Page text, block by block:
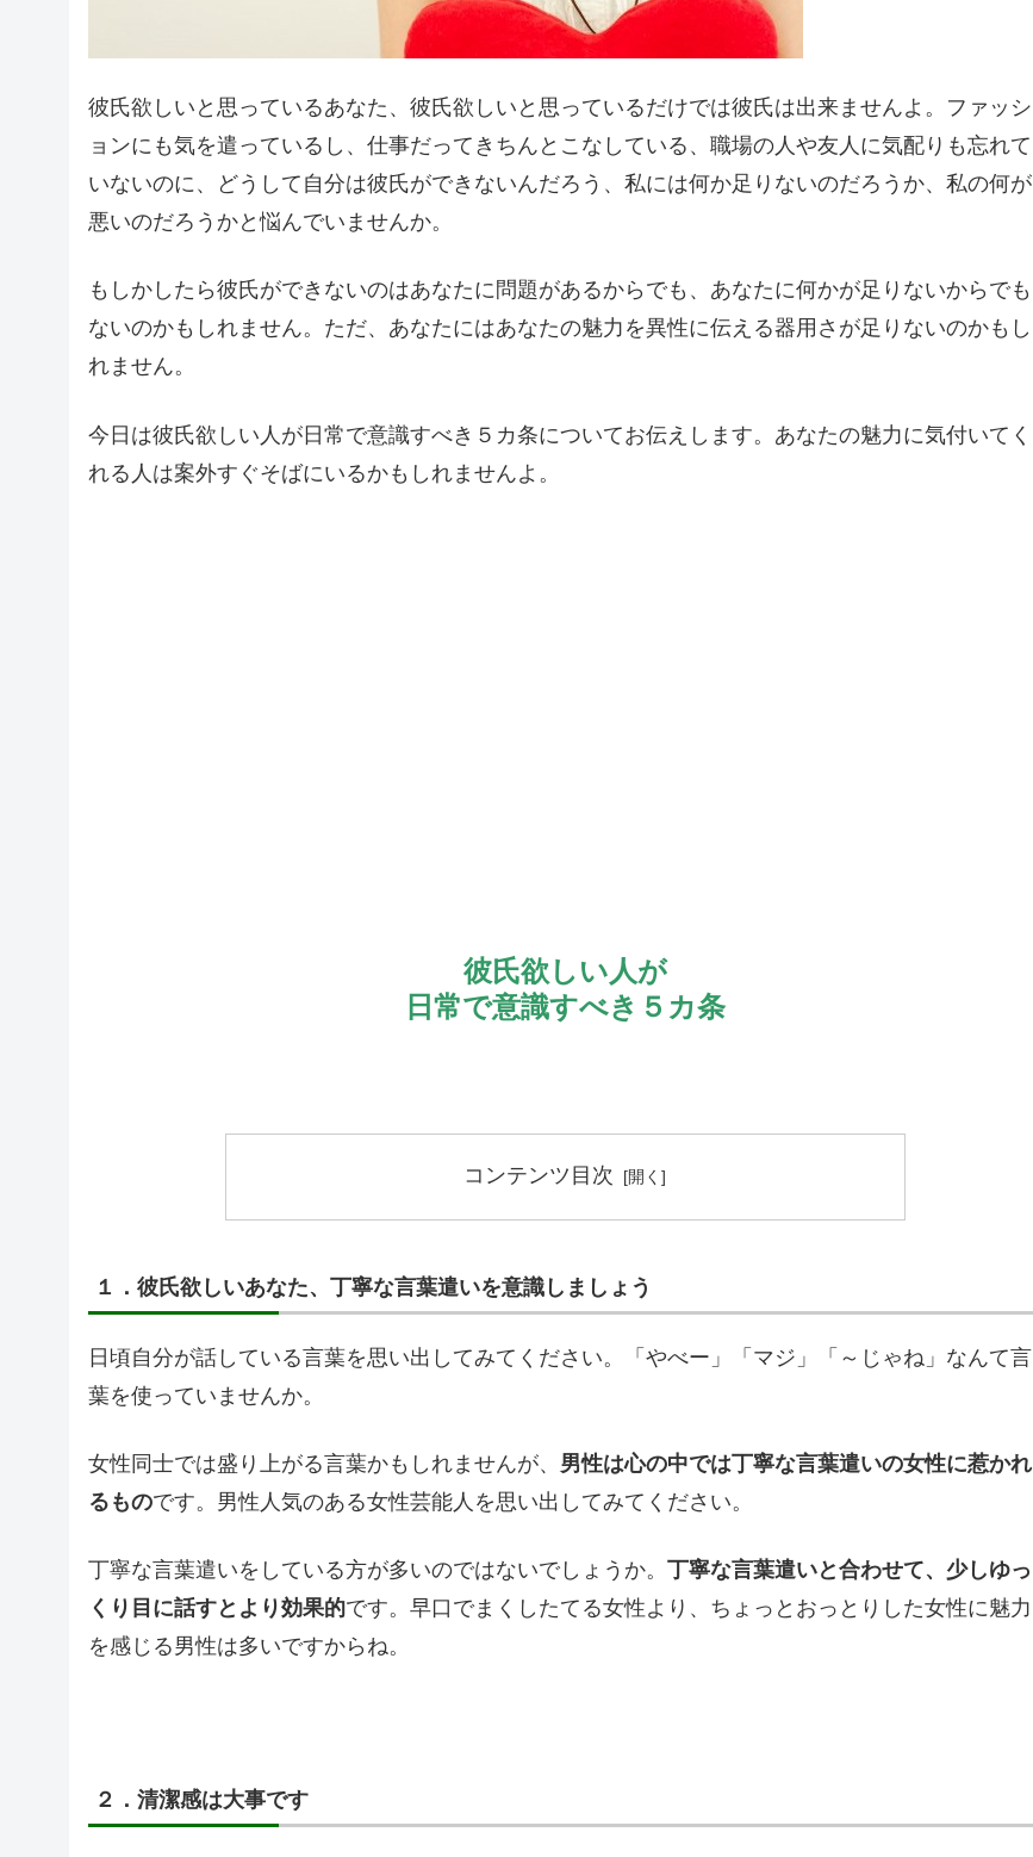
彼氏欲しいと思っているあなた、彼氏欲しいと思っているだけでは彼氏は出来ませんよ。ファッシ
ョンにも気を遣っているし、仕事だってきちんとこなしている、職場の人や友人に気配りも忘れて
いないのに、どうして自分は彼氏ができないんだろう、私には何か足りないのだろうか、私の何が
悪いのだろうかと悩んでいませんか。
もしかしたら彼氏ができないのはあなたに問題があるからでも、あなたに何かが足りないからでも
ないのかもしれません。ただ、あなたにはあなたの魅力を異性に伝える器用さが足りないのかもし
れません。
今日は彼氏欲しい人が日常で意識すべき５カ条についてお伝えします。あなたの魅力に気付いてく
れる人は案外すぐそばにいるかもしれませんよ。
彼氏欲しい人が
日常で意識すべき５カ条
コンテンツ目次
１．彼氏欲しいあなた、丁寧な言葉遣いを意識しましょう
日頃自分が話している言葉を思い出してみてください。「やべー」「マジ」「～じゃね」なんて言
葉を使っていませんか。
女性同士では盛り上がる言葉かもしれませんが、 男性は心の中では丁寧な言葉遣いの女性に惹かれ
るものです。男性人気のある女性芸能人を思い出してみてください。
丁寧な言葉遣いをしている方が多いのではないでしょうか。 丁寧な言葉遣いと合わせて、少しゆっ
くり目に話すとより効果的です。早口でまくしたてる女性より、ちょっとおっとりした女性に魅力
を感じる男性は多いですからね。
２．清潔感は大事です